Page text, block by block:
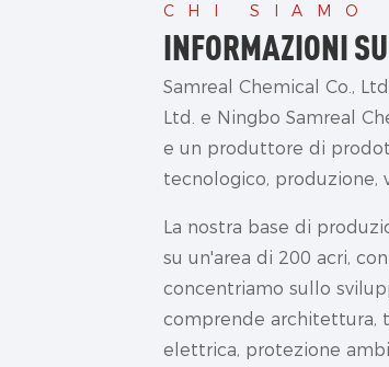
CHI SIAMO
INFORMAZIONI
Samreal Chemical Co.,
Ltd. e Ningbo Samreal
e un produttore di
tecnologico, produzione,
La nostra base di
su un'area di 200 acri,
concentriamo sullo
comprende architettura,
elettrica, protezione